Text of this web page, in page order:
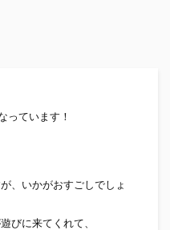
っています！
、いかがおすごしでしょ
びに来てくれて、